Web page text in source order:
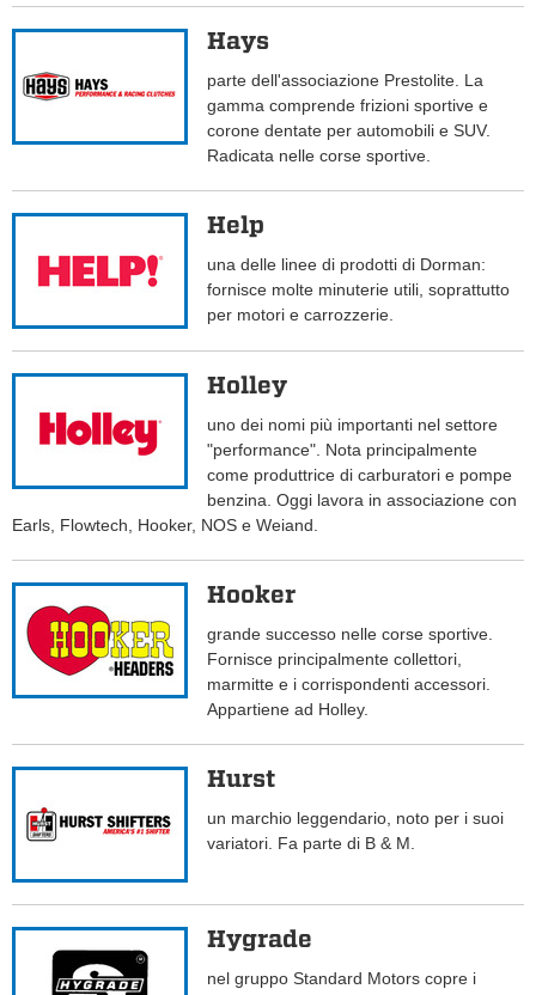
Hays
parte dell'associazione Prestolite. La
gamma comprende frizioni sportive e
corone dentate per automobili e SUV.
Radicata nelle corse sportive.
Help
una delle linee di prodotti di Dorman:
fornisce molte minuterie utili, soprattutto
per motori e carrozzerie.
Holley
uno dei nomi più importanti nel settore
"performance". Nota principalmente
come produttrice di carburatori e pompe
benzina. Oggi lavora in associazione con
Earls, Flowtech, Hooker, NOS e Weiand.
Hooker
grande successo nelle corse sportive.
Fornisce principalmente collettori,
marmitte e i corrispondenti accessori.
Appartiene ad Holley.
Hurst
un marchio leggendario, noto per i suoi
variatori. Fa parte di B & M.
Hygrade
nel gruppo Standard Motors copre i